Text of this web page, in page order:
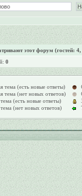
этот форум (гостей:
0
тема (есть новые ответы)
тема (нет новых ответов)
(есть новые ответы)
(нет новых ответов)